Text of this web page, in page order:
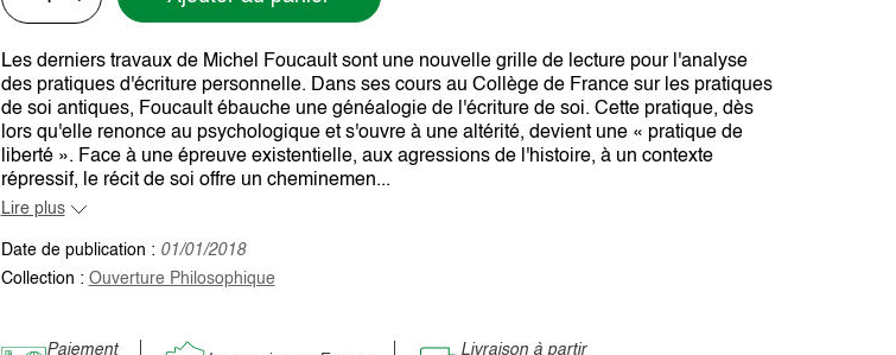
Les derniers travaux de Michel Foucault sont une nouvelle grille de lecture pour l'analyse
des pratiques d'écriture personnelle. Dans ses cours au Collège de France sur les pratiques
de soi antiques, Foucault ébauche une généalogie de l'écriture de soi. Cette pratique, dès
lors qu'elle renonce au psychologique et s'ouvre à une altérité, devient une « pratique de
liberté ». Face à une épreuve existentielle, aux agressions de l'histoire, à un contexte
répressif, le récit de soi offre un cheminemen...
Lire plus
Date de publication : 01/01/2018
Collection : Ouverture Philosophique
Paiement
Livraison à partir